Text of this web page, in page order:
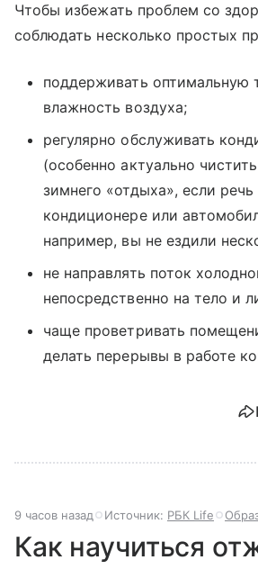
Чтобы избежать проблем со
соблюдать несколько простых
поддерживать оптимальную
влажность воздуха;
регулярно обслуживать
(особенно актуально
зимнего «отдыха», если
кондиционере или
например, вы не ездили
не направлять поток
непосредственно на тело и
чаще проветривать
делать перерывы в работе
9 часов назад Источник: РБК Life
Как научиться